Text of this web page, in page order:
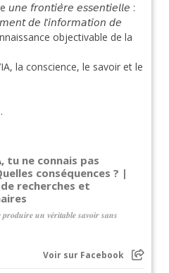
𝘧𝘳𝘰𝘯𝘵𝘪𝘦̀𝘳𝘦 𝘦𝘴𝘴𝘦𝘯𝘵𝘪𝘦𝘭𝘭𝘦 :
𝘥𝘦 𝘭’𝘪𝘯𝘧𝘰𝘳𝘮𝘢𝘵𝘪𝘰𝘯 𝘥𝘦
objectivable de la
la conscience, le savoir et le
tu ne connais pas
conséquences ? |
recherches et
𝒑𝒓𝒐𝒅𝒖𝒊𝒓𝒆 𝒖𝒏 𝒗𝒆́𝒓𝒊𝒕𝒂𝒃𝒍𝒆 𝒔𝒂𝒗𝒐𝒊𝒓 𝒔𝒂𝒏𝒔
Voir sur Facebook